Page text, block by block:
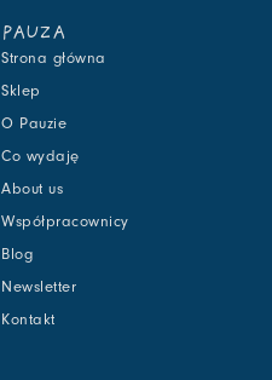
PAUZA
Strona główna
Sklep
O Pauzie
Co wydaję
About us
Współpracownicy
Blog
Newsletter
Kontakt